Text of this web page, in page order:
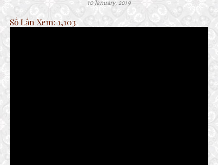
10 January, 2019
Số Lần Xem: 1,103